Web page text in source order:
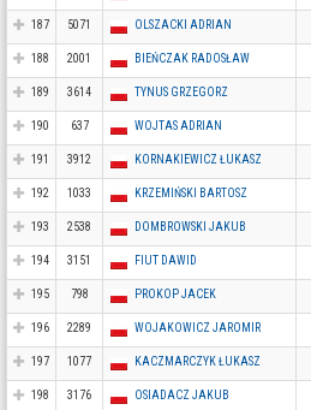
187 5071 OLSZACKI ADRIAN
188 2001 BIEŃCZAK RADOSŁAW
189 3614 TYNUS GRZEGORZ
190 637 WOJTAS ADRIAN
191 3912 KORNAKIEWICZ ŁUKASZ
192 1033 KRZEMIŃSKI BARTOSZ
193 2538 DOMBROWSKI JAKUB
194 3151 FIUT DAWID
195 798 PROKOP JACEK
196 2289 WOJAKOWICZ JAROMIR
197 1077 KACZMARCZYK ŁUKASZ
198 3176 OSIADACZ JAKUB